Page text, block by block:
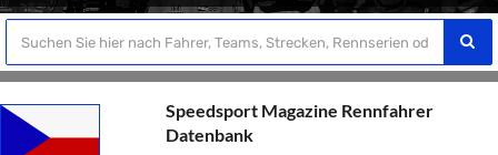
Speedsport Magazine Rennfahrer
Datenbank